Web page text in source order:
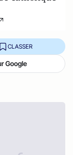
CLASSER
Google